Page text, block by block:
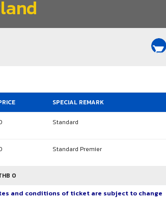
shopping_cart
SPECIAL REMARK
Standard
Standard Premier
0
and conditions of ticket are subject to change